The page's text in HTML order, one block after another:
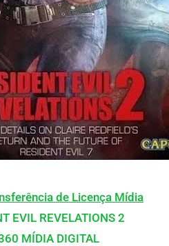
de Licença Mídia
EVIL REVELATIONS 2
MÍDIA DIGITAL